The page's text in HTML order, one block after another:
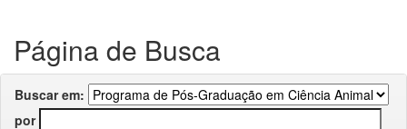
Página de Busca
Buscar em:
por